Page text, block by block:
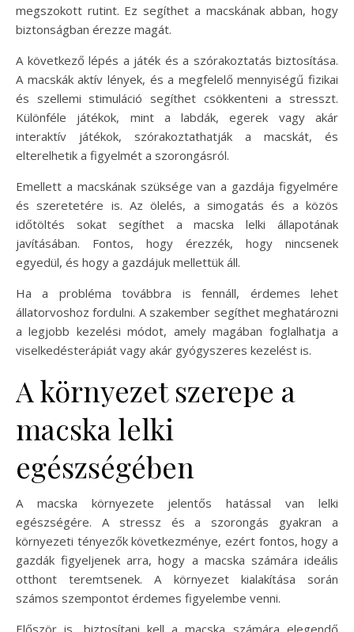
megszokott rutint. Ez segíthet a macskának abban, hogy
biztonságban érezze magát.
A következő lépés a játék és a szórakoztatás biztosítása.
A macskák aktív lények, és a megfelelő mennyiségű fizikai
és szellemi stimuláció segíthet csökkenteni a stresszt.
Különféle játékok, mint a labdák, egerek vagy akár
interaktív játékok, szórakoztathatják a macskát, és
elterelhetik a figyelmét a szorongásról.
Emellett a macskának szüksége van a gazdája figyelmére
és szeretetére is. Az ölelés, a simogatás és a közös
időtöltés sokat segíthet a macska lelki állapotának
javításában. Fontos, hogy érezzék, hogy nincsenek
egyedül, és hogy a gazdájuk mellettük áll.
Ha a probléma továbbra is fennáll, érdemes lehet
állatorvoshoz fordulni. A szakember segíthet meghatározni
a legjobb kezelési módot, amely magában foglalhatja a
viselkedésterápiát vagy akár gyógyszeres kezelést is.
A környezet szerepe a
macska lelki
egészségében
A macska környezete jelentős hatással van lelki
egészségére. A stressz és a szorongás gyakran a
környezeti tényezők következménye, ezért fontos, hogy a
gazdák figyeljenek arra, hogy a macska számára ideális
otthont teremtsenek. A környezet kialakítása során
számos szempontot érdemes figyelembe venni.
Először is, biztosítani kell a macska számára elegendő